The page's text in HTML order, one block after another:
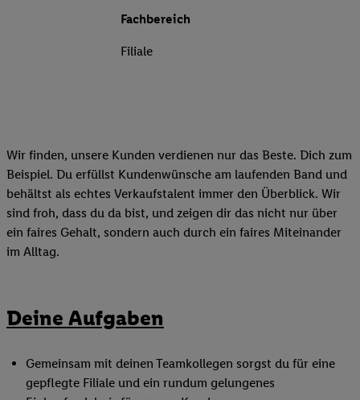
Fachbereich
Filiale
Wir finden, unsere Kunden verdienen nur das Beste. Dich zum
Beispiel. Du erfüllst Kundenwünsche am laufenden Band und
behältst als echtes Verkaufstalent immer den Überblick. Wir
sind froh, dass du da bist, und zeigen dir das nicht nur über
ein faires Gehalt, sondern auch durch ein faires Miteinander
im Alltag.
Deine Aufgaben
Gemeinsam mit deinen Teamkollegen sorgst du für eine
gepflegte Filiale und ein rundum gelungenes